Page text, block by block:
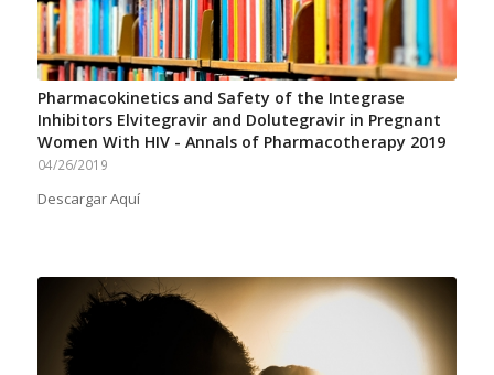
Pharmacokinetics and Safety of the Integrase
Inhibitors Elvitegravir and Dolutegravir in Pregnant
Women With HIV - Annals of Pharmacotherapy 2019
04/26/2019
Descargar Aquí